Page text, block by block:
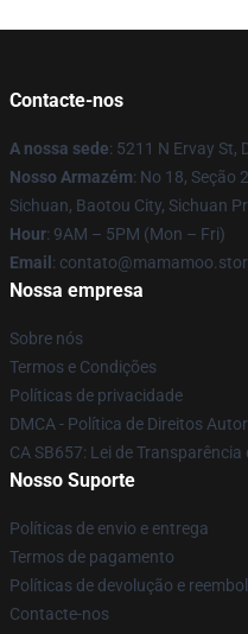
Contacte-nos
A nossa sede: 5211 N Ervay St,
Nosso Armazém: No 18, Seção
Sichuan, Baotou City, Sichuan
Hour: 9AM – 5PM (Mon – Fri)
Email :
Nossa empresa
Sobre nós
Termos e Condições
Políticas de privacidade
DMCA - Política de Direitos
CA SB657: Lei de
Nosso Suporte
Políticas de envio e entrega
Termos de pagamento
Políticas de devolução e
Contacte-nos